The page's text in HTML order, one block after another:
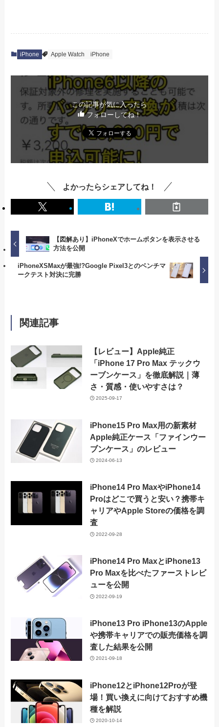
iPhone Apple Watch iPhone
この記事が気に入ったら
フォローしてね！
よかったらシェアしてね！
【図解あり】iPhoneXでホームボタンを表示させる
方法を公開
iPhoneXSMaxが最強!?Google Pixel3とのベンチマ
ークテスト対決に完勝
関連記事
【レビュー】Apple純正
「iPhone 17 Pro Max テックウ
ーブンケース」を徹底解説｜薄
さ・質感・使いやすさは？
2025-09-17
iPhone15 Pro Max用の新素材
Apple純正ケース「ファインウー
ブンケース」のレビュー
2024-06-13
iPhone14 Pro MaxやiPhone14
Proはどこで買うと安い？携帯キ
ャリアやApple Storeの価格を調
査
2022-09-28
iPhone14 Pro MaxとiPhone13
Pro Maxを比べたファーストレビ
ューを公開
2022-09-19
iPhone13 Pro iPhone13のApple
や携帯キャリアでの販売価格を調
査した結果を公開
2021-09-18
iPhone12とiPhone12Proが登
場！買い換えに向けておすすめ機
種を解説
2020-10-14